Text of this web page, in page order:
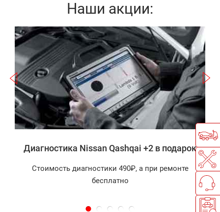
Наши акции:
Записаться
Диагностика Nissan Qashqai +2 в подарок
Стоимость диагностики 490₽, а при ремонте
бесплатно